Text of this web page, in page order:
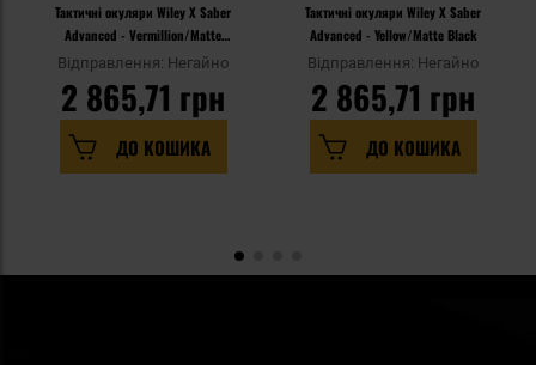
Тактичні окуляри Wiley X Saber
Advanced - Vermillion/Matte
Black
Відправлення: Негайно
2 865,71 грн
ДО КОШИКА
Тактичні окуляри Wiley X Saber
Advanced - Yellow/Matte Black
Відправлення: Негайно
2 865,71 грн
ДО КОШИКА